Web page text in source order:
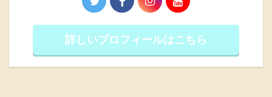
詳しいプロフィールはこちら